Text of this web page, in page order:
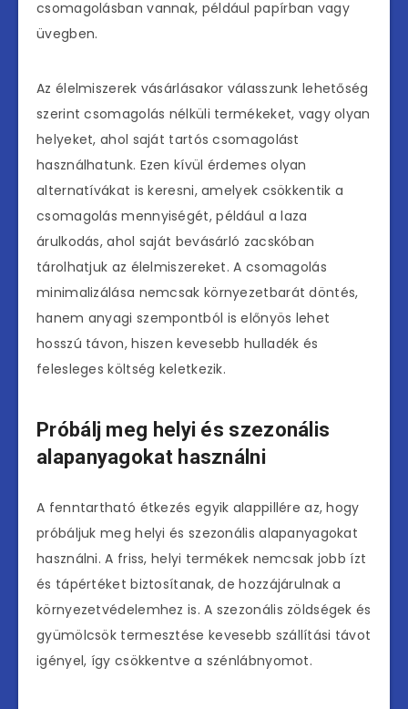
csomagolásban vannak, például papírban vagy
üvegben.
Az élelmiszerek vásárlásakor válasszunk lehetőség
szerint csomagolás nélküli termékeket, vagy olyan
helyeket, ahol saját tartós csomagolást
használhatunk. Ezen kívül érdemes olyan
alternatívákat is keresni, amelyek csökkentik a
csomagolás mennyiségét, például a laza
árulkodás, ahol saját bevásárló zacskóban
tárolhatjuk az élelmiszereket. A csomagolás
minimalizálása nemcsak környezetbarát döntés,
hanem anyagi szempontból is előnyös lehet
hosszú távon, hiszen kevesebb hulladék és
felesleges költség keletkezik.
Próbálj meg helyi és szezonális
alapanyagokat használni
A fenntartható étkezés egyik alappillére az, hogy
próbáljuk meg helyi és szezonális alapanyagokat
használni. A friss, helyi termékek nemcsak jobb ízt
és tápértéket biztosítanak, de hozzájárulnak a
környezetvédelemhez is. A szezonális zöldségek és
gyümölcsök termesztése kevesebb szállítási távot
igényel, így csökkentve a szénlábnyomot.